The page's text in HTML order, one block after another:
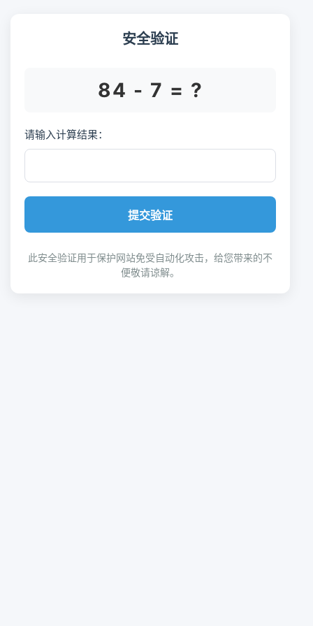
安全验证
84 - 7 = ?
请输入计算结果：
提交验证
此安全验证用于保护网站免受自动化攻击，给您带来的不
便敬请谅解。